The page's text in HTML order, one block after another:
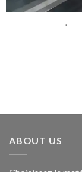
.
ABOUT US